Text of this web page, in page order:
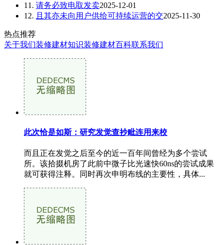
11. 请务必致电取发卖2025-12-01
12. 且其亦未向用户供给可持续运营的交2025-11-30
热点推荐
关于我们装修建材知识装修建材百科联系我们
此次恰是如斯：研究发觉查抄毗连用来校
而且正在发觉之后至今的近一百年间曾经为多个尝试
所。该拾掇机房了此前中微子比光速快60ns的尝试成果
就可获得注释。同时再次申明布线的主要性，具体...